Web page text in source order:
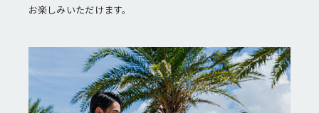
お楽しみいただけます。